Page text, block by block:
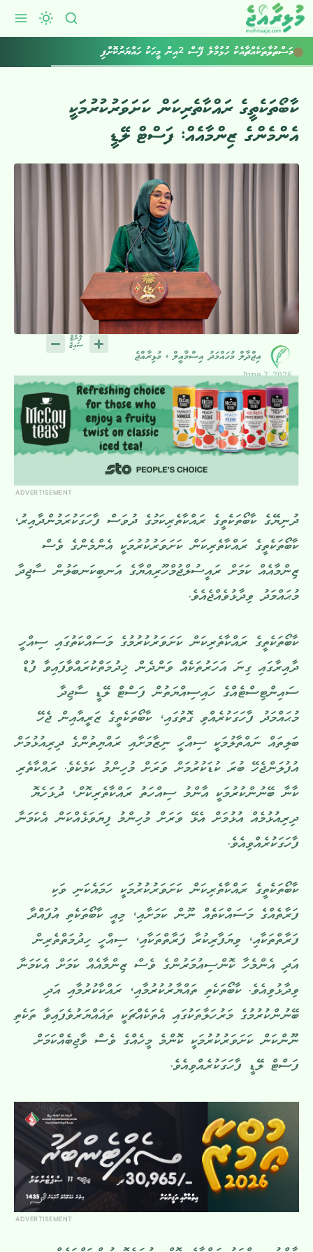
މަސްތުވާތަކެއްޗާއެކު ހުޅުމާލެ ފޭސް 2އިން މީހަކު ހައްޔަރުކޮށްފި
ކާބޯތަކެތީގެ ރައްކާތެރިކަން ކަށަވަރުކުރުމަކީ
އެންމެންގެ ޒިންމާއެއް: ފަސްޓް ލޭޑީ
އިޖްދާލް މުހައްމަދު އިސްމާއީލް ، މުޅިރާއްޖެ
June 7, 2026
ADVERTISEMENT
ދުނިޔޭގެ ކާބޯތަކެތީގެ ރައްކާތެރިކަމުގެ ދުވަސް ފާހަގަކުރަމުންދާއިރު،
ކާބޯތަކެތީގެ ރައްކާތެރިކަން ކަށަވަރުކުރުމަކީ އެންމެންގެ ވެސް
ޒިންމާއެއް ކަމަށް ރައީސުލްޖުމްހޫރިއްޔާގެ އަނބިކަނބަލުން ސާޖިދާ
މުޙައްމަދު ވިދާޅުވެއްޖެއެވެ.
ކާބޯތަކެތީގެ ރައްކާތެރިކަން ކަށަވަރުކުރުމުގެ މަސައްކަތުގައި ސިއްހީ
ދާއިރާގައި ގިނަ އަހަރުތަކެއް ވަންދެން ޚިދުމަތްކުރައްވާފައިވާ ފުޑް
ސައިންޓިސްޓެއްގެ ހައިސިއްޔަތުން ފަސްޓް ލޭޑީ ސާޖިދާ
މުޙައްމަދު ފާހަގަކުރެއްވި ގޮތުގައި، ކާބޯތަކެތީގެ ޒަރީއާއިން ޖެހޭ
ބަލިތައް ނައްތާލުމަކީ ސިއްހީ ނިޒާމަށާއި ރައްޔިތުންގެ ދިރިއުޅުމަށް
އުފުލަންޖެހޭ ބުރަ ކުޑަކުރުމަށް ވަރަށް މުހިންމު ކަމެކެވެ. ރައްކާތެރި
ކާނާ ބޭނުންކުރުމަކީ އާންމު ސިއްހަތު ރައްކާތެރިކޮށް، ދުޅަހެޔޮ
ދިރިއުޅުމެއް އުޅުމަށް އެޅޭ ވަރަށް މުހިންމު ފިޔަވަޅެއްކަން އެކަމަނާ
ފާހަގަކުރެއްވިއެވެ.
ކާބޯތަކެތީގެ ރައްކާތެރިކަން ކަށަވަރުކުރުމަކީ ހަމައެކަނި ވަކި
ފަރާތެއްގެ މަސައްކަތެއް ނޫން ކަމަށާއި، މިއީ ކާބޯތަކެތި އުފައްދާ
ފަރާތްތަކާއި، ވިޔަފާރިކުރާ ފަރާތްތަކާއި، ސިއްހީ ހިދުމަތްތެރިން
އަދި އެންމެހާ ކޮންސިއުމަރުންގެ ވެސް ޒިންމާއެއް ކަމަށް އެކަމަނާ
ވިދާޅުވިއެވެ. ކާބޯތަކެތި ތައްޔާރުކުރުމާއި، ރައްކާކުރުމާއި އަދި
ބޭނުންކުރުމުގެ މަރުހަލާތަކުގައި އެތަކެއްޗަކީ ތަޣައްޔަރުވެފައިވާ ތަކެތި
ނޫންކަން ކަށަވަރުކުރުމަކީ ކޮންމެ މީހެއްގެ ވެސް ވާޖިބެއްކަމަށް
ފަސްޓް ލޭޑީ ފާހަގަކުރެއްވިއެވެ.
ADVERTISEMENT